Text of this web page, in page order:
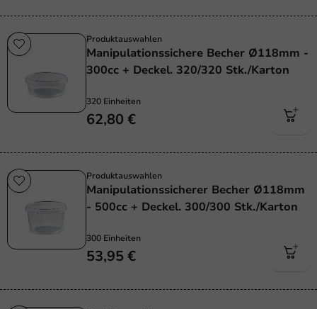
Produktauswahlen
Manipulationssichere Becher Ø118mm -
300cc + Deckel. 320/320 Stk./Karton
320 Einheiten
62,80 €
Produktauswahlen
Manipulationssicherer Becher Ø118mm
- 500cc + Deckel. 300/300 Stk./Karton
300 Einheiten
53,95 €